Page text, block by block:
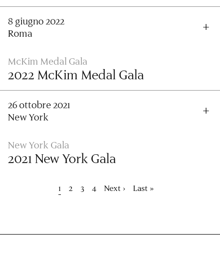
8 giugno 2022
Roma
McKim Medal Gala
2022 McKim Medal Gala
26 ottobre 2021
New York
New York Gala
2021 New York Gala
Pagina
1 Pagina
2 Pagina
3 Pagina
4
Pagina
Next ›
Ultima
Last »